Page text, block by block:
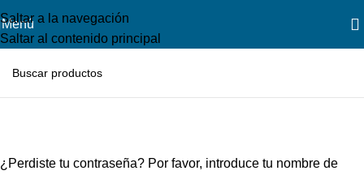
Saltar a la navegación
Saltar al contenido principal
Menú
¿Perdiste tu contraseña? Por favor, introduce tu nombre de